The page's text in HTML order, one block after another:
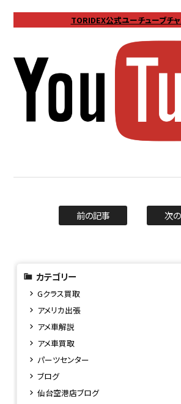
TORIDEX公式ユーチューブチ
前の記事 次
カテゴリー
Gクラス買取
アメリカ出張
アメ車解説
アメ車買取
パーツセンター
ブログ
仙台空港店ブログ